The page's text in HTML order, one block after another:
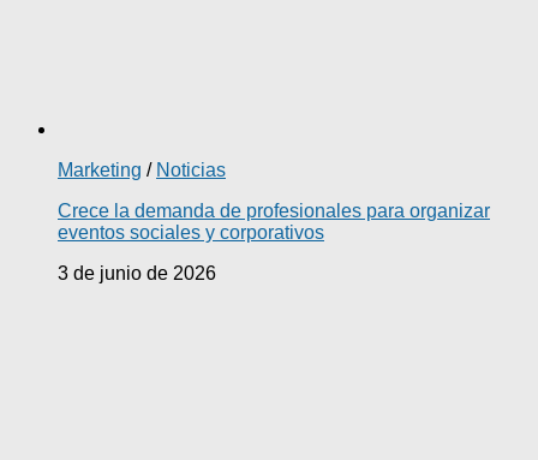
Marketing / Noticias
Crece la demanda de profesionales para organizar
eventos sociales y corporativos
3 de junio de 2026